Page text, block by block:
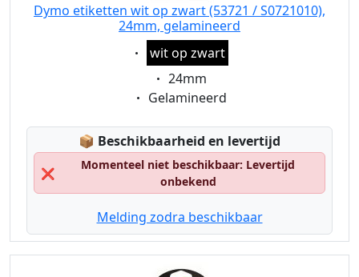
Dymo etiketten wit op zwart (53721 / S0721010),
24mm, gelamineerd
Eigenschaft:
wit op zwart
Eigenschaft:
24mm
Eigenschaft:
Gelamineerd
📦 Lagerstatus:
Beschikbaarheid en levertijd
❌
Momenteel niet beschikbaar: Levertijd
onbekend
Melding zodra beschikbaar